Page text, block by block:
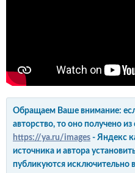
Обращаем Ваше внимание:
авторство, то оно получено
https://ya.ru/images - Яндекс
источника и автора
публикуются исключительно